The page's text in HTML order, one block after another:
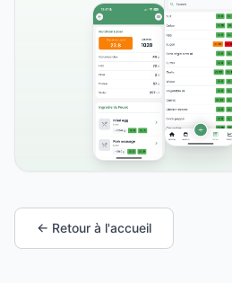
← Retour à l'accueil